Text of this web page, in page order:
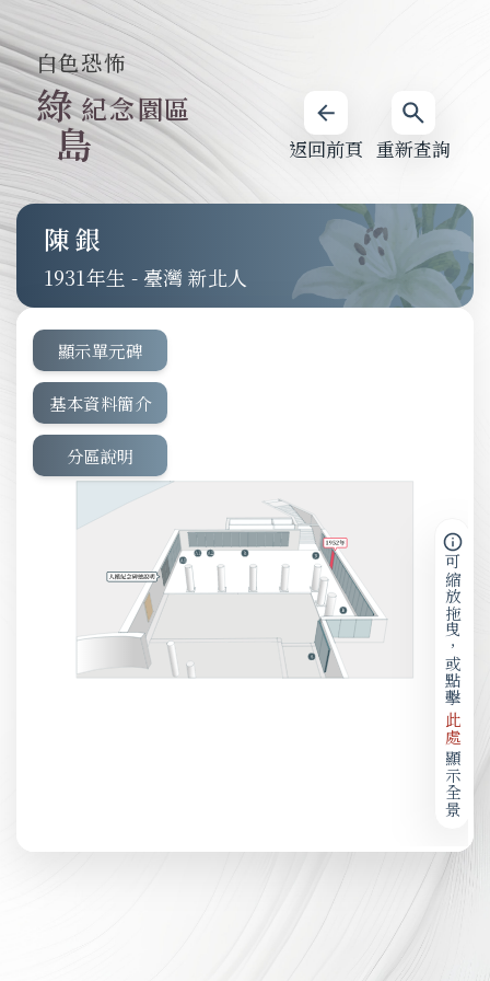
重新查詢
返回前頁
白色恐怖
綠
島
紀念園區
陳銀
1931 - 臺灣 新北人
顯示單元碑
基本資料簡介
分區說明
可縮放拖曳，或點擊
此處
顯示全景